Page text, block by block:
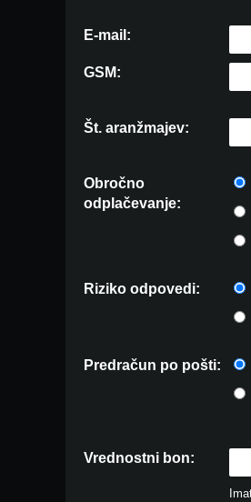
E-mail:
GSM:
Št. aranžmajev:
Obročno
odplačevanje:
Riziko odpovedi:
Predračun po pošti:
Vrednostni bon: